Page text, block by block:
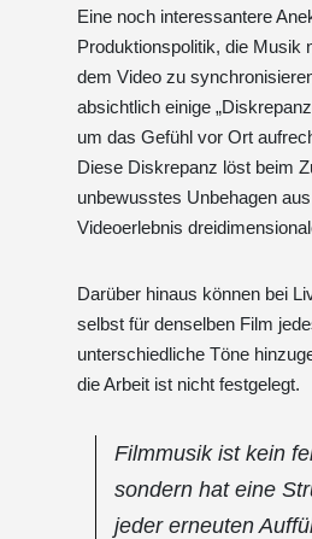
Eine noch interessantere
Produktionspolitik, die Musik
dem Video zu
absichtlich einige
um das Gefühl vor Ort
Diese Diskrepanz löst beim
unbewusstes Unbehagen
Videoerlebnis
Darüber hinaus können bei
selbst für denselben Film
unterschiedliche Töne
die Arbeit ist nicht festgelegt.
Filmmusik ist kein
sondern hat eine
jeder erneuten